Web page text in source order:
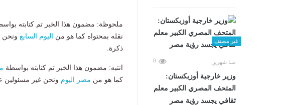
غير مصنف
منذ شهرين 0
وزير خارجية أوزبكستان:
المتحف المصري الكبير معلم
ثقافي يجسد رؤية مصر
ملحوظة: مضمون هذا الخبر تم كتابته
نقله بمحتواه كما هو من
اليوم السابع ونحن
ذكرة.
انتبه: مضمون هذا الخبر تم كتابته بواسطة
كما هو من مصر اليوم ونحن غير مسئولين